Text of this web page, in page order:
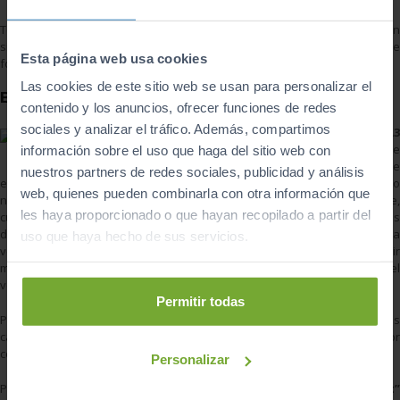
Esta página web usa cookies
Las cookies de este sitio web se usan para personalizar el
contenido y los anuncios, ofrecer funciones de redes
sociales y analizar el tráfico. Además, compartimos
información sobre el uso que haga del sitio web con
nuestros partners de redes sociales, publicidad y análisis
web, quienes pueden combinarla con otra información que
les haya proporcionado o que hayan recopilado a partir del
uso que haya hecho de sus servicios.
Permitir todas
Personalizar
Todas las versiones de ese nuevo vehículo están dotadas con un
sistema de parada y arranque en las detenciones que funciona de
forma automática.
Equipamiento
El nuevo
Audi A3
Sportback
ofrece
tres niveles de
equipamiento “Attraction, “Ambiente” y “Ambition”. El equipamiento
normal es muy semejante al del Audi A3 de tres puertas. No obstante,
cuenta con una lista muy amplia de elementos opcionales. Entre ellos
destaca el programador de velocidad activo que permite mantener una
velocidad constante, pero que además puede disminuirla y seguir
manteniéndola más o menos constante en función de la distancia del
vehículo de delante, lo cual hace que sea más seguro.
Por otro lado, también se podrá optar por contratar el extra de las
cámaras que consiguen una visión del vehículo por la parte exterior
con los objetos que hay a su alrededor.
Pero tampoco podemos olvidar mencionar el sistema
“Audi Connect”